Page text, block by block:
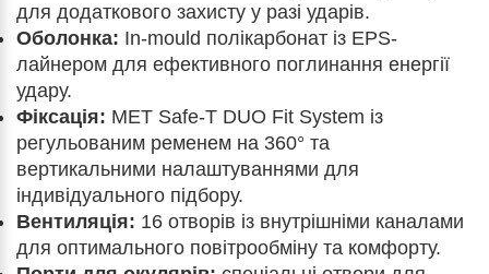
для додаткового захисту у разі ударів.
Оболонка: In-mould полікарбонат із EPS-
лайнером для ефективного поглинання енергії
удару.
Фіксація: MET Safe-T DUO Fit System із
регульованим ременем на 360° та
вертикальними налаштуваннями для
індивідуального підбору.
Вентиляція: 16 отворів із внутрішніми каналами
для оптимального повітрообміну та комфорту.